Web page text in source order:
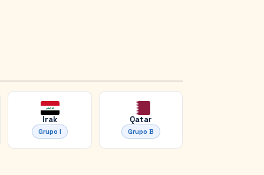
Irak
GrupoI
Qatar
Grupo B